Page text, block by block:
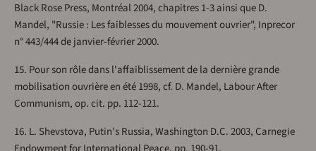
Black Rose Press, Montréal 2004, chapitres 1-3 ainsi que D.
Mandel, "Russie : Les faiblesses du mouvement ouvrier", Inprecor
n° 443/444 de janvier-février 2000.
15. Pour son rôle dans l'affaiblissement de la dernière grande
mobilisation ouvrière en été 1998, cf. D. Mandel, Labour After
Communism, op. cit. pp. 112-121.
16. L. Shevstova, Putin's Russia, Washington D.C. 2003, Carnegie